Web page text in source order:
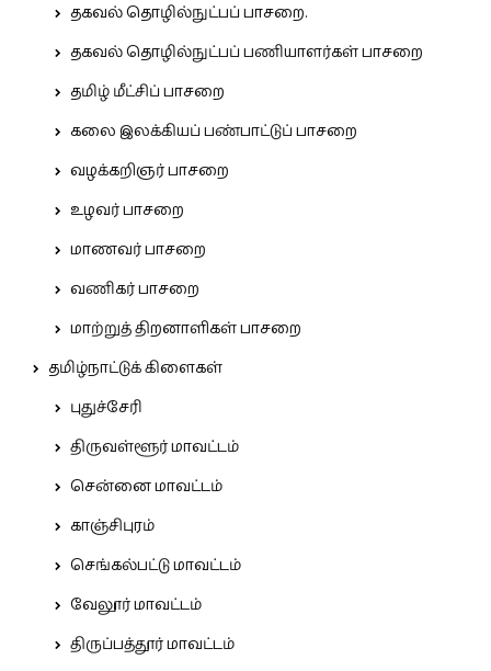
தகவல் தொழில்நுட்பப் பாசறை.
தகவல் தொழில்நுட்பப் பணியாளர்கள் பாசறை
தமிழ் மீட்சிப் பாசறை
கலை இலக்கியப் பண்பாட்டுப் பாசறை
வழக்கறிஞர் பாசறை
உழவர் பாசறை
மாணவர் பாசறை
வணிகர் பாசறை
மாற்றுத் திறனாளிகள் பாசறை
தமிழ்நாட்டுக் கிளைகள்
புதுச்சேரி
திருவள்ளூர் மாவட்டம்
சென்னை மாவட்டம்
காஞ்சிபுரம்
செங்கல்பட்டு மாவட்டம்
வேலூர் மாவட்டம்
திருப்பத்தூர் மாவட்டம்